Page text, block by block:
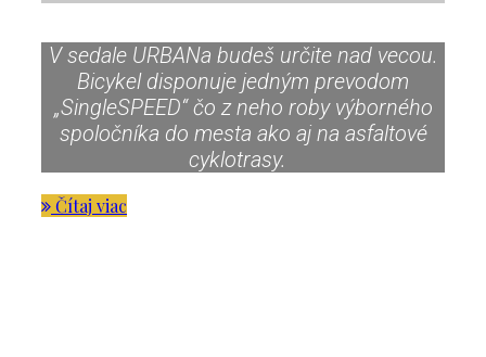
V sedale URBANa budeš určite nad vecou.
Bicykel disponuje jedným prevodom
„SingleSPEED“ čo z neho roby výborného
spoločníka do mesta ako aj na asfaltové
cyklotrasy.
Čítaj viac